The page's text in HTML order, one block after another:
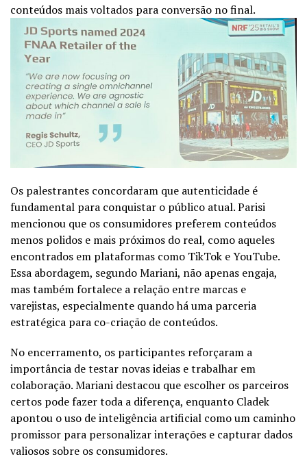
conteúdos mais voltados para conversão no final.
Os palestrantes concordaram que autenticidade é
fundamental para conquistar o público atual. Parisi
mencionou que os consumidores preferem conteúdos
menos polidos e mais próximos do real, como aqueles
encontrados em plataformas como TikTok e YouTube.
Essa abordagem, segundo Mariani, não apenas engaja,
mas também fortalece a relação entre marcas e
varejistas, especialmente quando há uma parceria
estratégica para co-criação de conteúdos.
No encerramento, os participantes reforçaram a
importância de testar novas ideias e trabalhar em
colaboração. Mariani destacou que escolher os parceiros
certos pode fazer toda a diferença, enquanto Cladek
apontou o uso de inteligência artificial como um caminho
promissor para personalizar interações e capturar dados
valiosos sobre os consumidores.